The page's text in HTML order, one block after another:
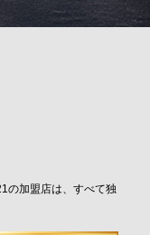
の加盟店は、すべて独